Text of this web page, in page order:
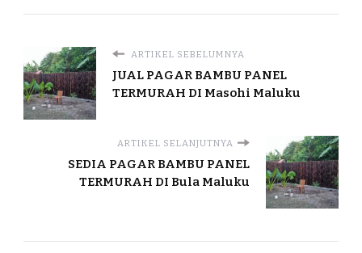
ARTIKEL SEBELUMNYA
JUAL PAGAR BAMBU PANEL
TERMURAH DI Masohi Maluku
ARTIKEL SELANJUTNYA
SEDIA PAGAR BAMBU PANEL
TERMURAH DI Bula Maluku